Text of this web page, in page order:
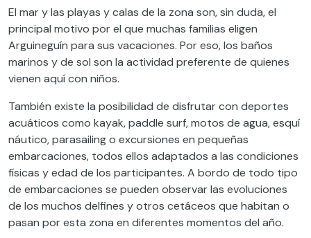
El mar y las playas y calas de la zona son, sin duda, el
principal motivo por el que muchas familias eligen
Arguineguín para sus vacaciones. Por eso, los baños
marinos y de sol son la actividad preferente de quienes
vienen aquí con niños.
También existe la posibilidad de disfrutar con deportes
acuáticos como kayak, paddle surf, motos de agua, esquí
náutico, parasailing o excursiones en pequeñas
embarcaciones, todos ellos adaptados a las condiciones
físicas y edad de los participantes. A bordo de todo tipo
de embarcaciones se pueden observar las evoluciones
de los muchos delfines y otros cetáceos que habitan o
pasan por esta zona en diferentes momentos del año.